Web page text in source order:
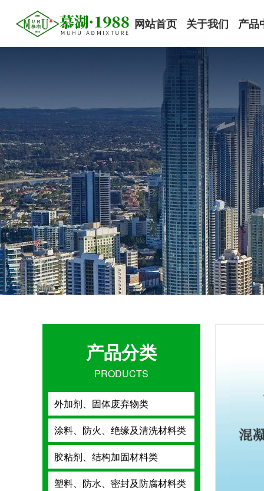
网站首页 关于我们 产品
产品分类
PRODUCTS
外加剂、固体废弃物类
涂料、防火、绝缘及清洗材料类 涂料、防火、
胶粘剂、结构加固材料类
塑料、防水、密封及防腐材料类